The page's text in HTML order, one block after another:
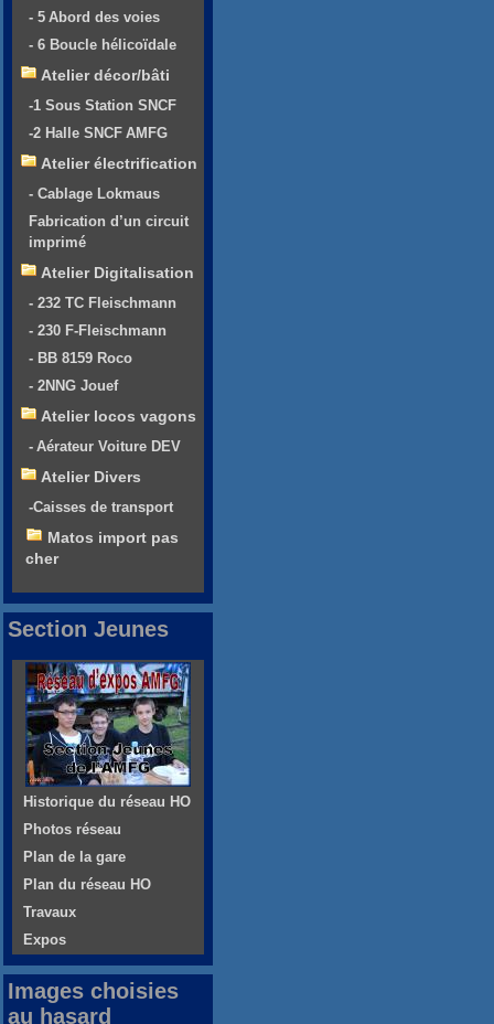
- 5 Abord des voies
- 6 Boucle hélicoïdale
Atelier décor/bâti
-1 Sous Station SNCF
-2 Halle SNCF AMFG
Atelier électrification
- Cablage Lokmaus
Fabrication d’un circuit
imprimé
Atelier Digitalisation
- 232 TC Fleischmann
- 230 F-Fleischmann
- BB 8159 Roco
- 2NNG Jouef
Atelier locos vagons
- Aérateur Voiture DEV
Atelier Divers
-Caisses de transport
Matos import pas
cher
Section Jeunes
Historique du réseau HO
Photos réseau
Plan de la gare
Plan du réseau HO
Travaux
Expos
Images choisies
au hasard